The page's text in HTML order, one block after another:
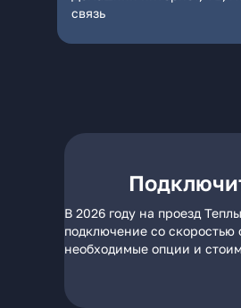
связь
В 2026 году на проезд
подключение со
необходимые опции и